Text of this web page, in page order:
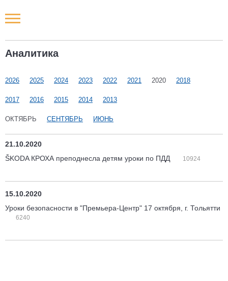
Аналитика
2026 2025 2024 2023 2022 2021 2020 2018
2017 2016 2015 2014 2013
ОКТЯБРЬ СЕНТЯБРЬ ИЮНЬ
21.10.2020
ŠKODA КРОХА преподнесла детям уроки по ПДД
10924
15.10.2020
Уроки безопасности в "Премьера-Центр" 17 октября, г. Тольятти
6240
Новости РФ
Наши мероприятия
Статьи